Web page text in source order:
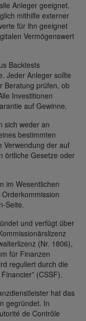
Anleger geeignet.
mithilfe externer
für ihn geeignet
Vermögenswert
Backtests
Jeder Anleger sollte
Beratung prüfen, ob
Investitionen
auf Gewinne.
sich weder an
bestimmten
Verwendung der auf
örtliche Gesetze oder
im Wesentlichen
Seite.
und verfügt über
(Nr. 1806),
für Finanzen
reguliert durch die
(CSSF).
hat das
gegründet. In
de Contrôle